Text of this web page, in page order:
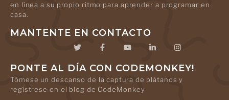
en línea a su propio ritmo para aprender a programar en
casa.
MANTENTE EN CONTACTO
PONTE AL DÍA CON CODEMONKEY!
Tómese un descanso de la captura de plátanos y
regístrese en el blog de CodeMonkey